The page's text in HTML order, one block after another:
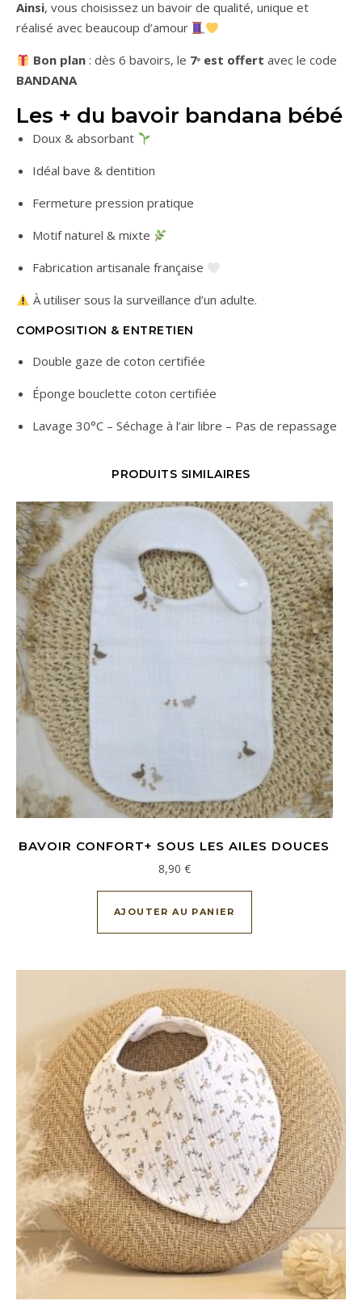
Ainsi, vous choisissez un bavoir de qualité, unique et
réalisé avec beaucoup d’amour
Bon plan : dès 6 bavoirs, le 7ᵉ est offert avec le code
BANDANA
Les + du bavoir bandana bébé
Doux & absorbant
Idéal bave & dentition
Fermeture pression pratique
Motif naturel & mixte
Fabrication artisanale française
À utiliser sous la surveillance d’un adulte.
COMPOSITION & ENTRETIEN
Double gaze de coton certifiée
Éponge bouclette coton certifiée
Lavage 30°C – Séchage à l’air libre – Pas de repassage
PRODUITS SIMILAIRES
BAVOIR CONFORT+ SOUS LES AILES DOUCES
8,90 €
AJOUTER AU PANIER